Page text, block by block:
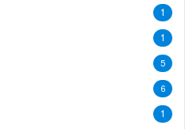
1
1
5
6
1